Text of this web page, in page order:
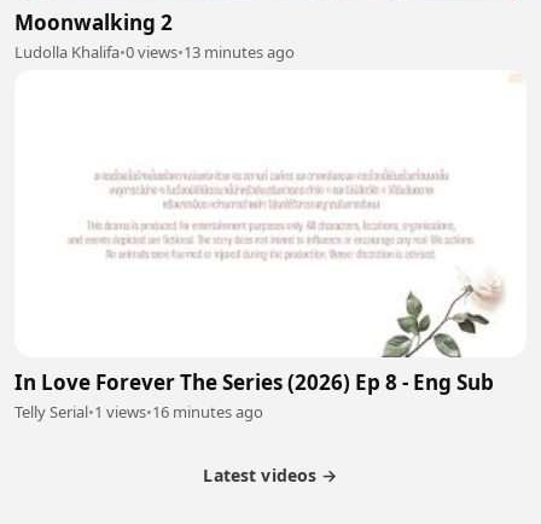
Moonwalking 2
Ludolla Khalifa•0 views•13 minutes ago
In Love Forever The Series (2026) Ep 8 - Eng Sub
Telly Serial•1 views•16 minutes ago
Latest videos →